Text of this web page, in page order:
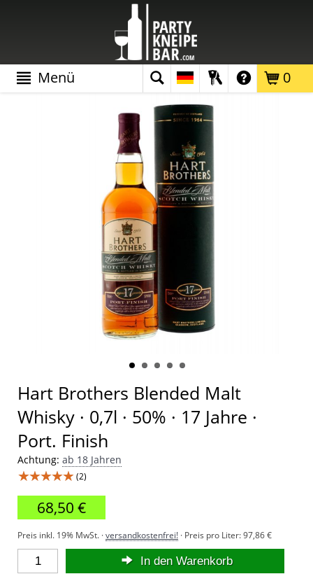
0
Menü
Hart Brothers Blended Malt
Whisky · 0,7l · 50% · 17 Jahre ·
Port. Finish
Achtung: ab 18 Jahren
★★★★★ (2)
68,50 €
Preis inkl. 19% MwSt. ·versandkostenfrei! · Preis pro Liter:97,86 €
In den Warenkorb